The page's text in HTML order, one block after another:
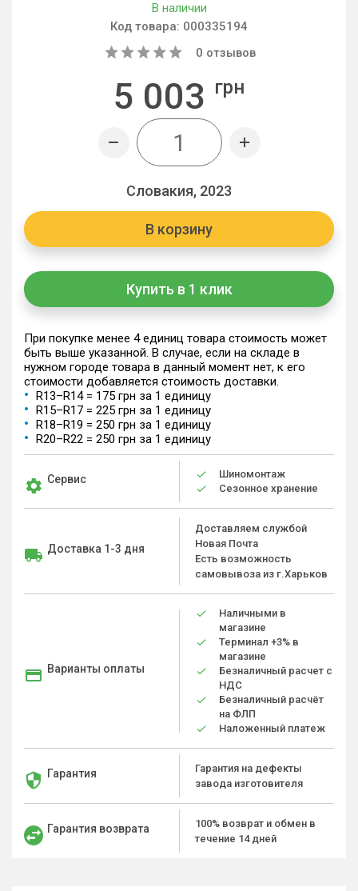
В наличии
Код товара: 000335194
0 отзывов
5 003 грн
Словакия, 2023
В корзину
Купить в 1 клик
При покупке менее 4 единиц товара стоимость может
быть выше указанной. В случае, если на складе в
нужном городе товара в данный момент нет, к его
стоимости добавляется стоимость доставки.
R13–R14 = 175 грн за 1 единицу
R15–R17 = 225 грн за 1 единицу
R18–R19 = 250 грн за 1 единицу
R20–R22 = 250 грн за 1 единицу
Сервис
Шиномонтаж
Сезонное хранение
Доставка 1-3 дня
Доставляем службой
Новая Почта
Есть возможность
самовывоза из г.Харьков
Варианты оплаты
Наличными в
магазине
Терминал +3% в
магазине
Безналичный расчет с
НДС
Безналичный расчёт
на ФЛП
Наложенный платеж
Гарантия
Гарантия на дефекты
завода изготовителя
Гарантия возврата
100% возврат и обмен в
течение 14 дней